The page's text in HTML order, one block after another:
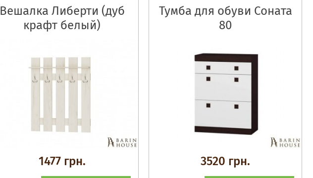
Вешалка Либерти (дуб
крафт белый)
1477 грн.
Тумба для обуви Соната
80
3520 грн.